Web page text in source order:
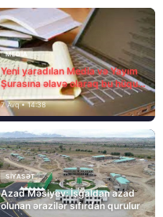
MEDİA
Yeni yaradılan Media və Yayım
Şurasına əlavə olaraq bu hüquq
və vəzifələr də verilib
7 Avq • 14:38
SIYASƏT
Azad Məsiyev: İşğaldan azad
olunan ərazilər sıfırdan qurulur